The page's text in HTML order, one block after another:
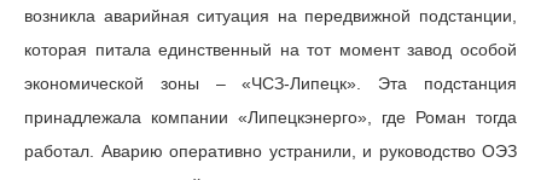
возникла аварийная ситуация на передвижной подстанции,
которая питала единственный на тот момент завод особой
экономической зоны – «ЧСЗ-Липецк». Эта подстанция
принадлежала компании «Липецкэнерго», где Роман тогда
работал. Аварию оперативно устранили, и руководство ОЭЗ